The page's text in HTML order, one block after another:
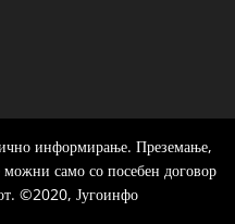
информирање. Преземање,
само со посебен договор
©2020, Југоинфо